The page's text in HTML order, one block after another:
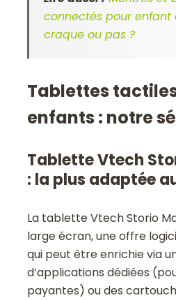
connectés pour enfant
craque ou pas ?
Tablettes
enfants : notre
Tablette Vtech
: la plus adaptée
La tablette Vtech Storio
large écran, une offre
qui peut être enrichie via
d’applications dédiées
payantes) ou des